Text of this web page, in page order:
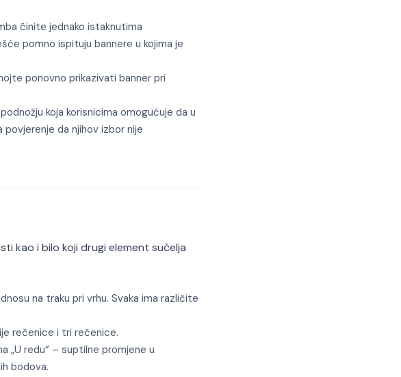
činite jednako istaknutima
pomno ispituju bannere u kojima je
ponovno prikazivati banner pri
koja korisnicima omogućuje da u
da njihov izbor nije
kao i bilo koji drugi element sučelja
na traku pri vrhu. Svaka ima različite
rečenice i tri rečenice.
„U redu“ – suptilne promjene u
bodova.